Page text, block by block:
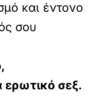
και έντονο
σου
ερωτικό σεξ.